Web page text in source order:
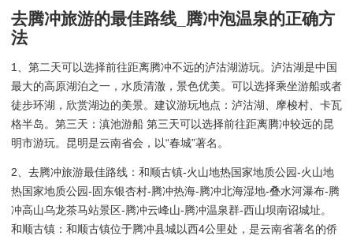
去腾冲旅游的最佳路线_腾冲泡温泉的正确方
法
1、第二天可以选择前往距离腾冲不远的泸沽湖游玩。泸沽湖是中国
最大的高原湖泊之一，水质清澈，景色优美。可以选择乘坐游船或者
徒步环湖，欣赏湖边的美景。建议游玩地点：泸沽湖、摩梭村、卡瓦
格半岛。第三天：滇池游船 第三天可以选择前往距离腾冲较远的昆
明市游玩。昆明是云南省会，以“春城”著名。
2、去腾冲旅游最佳路线：和顺古镇-火山地热国家地质公园-火山地
热国家地质公园-固东银杏村-腾冲热海-腾冲北海湿地-叠水河瀑布-腾
冲高山乌龙茶马站景区-腾冲云峰山-腾冲温泉群-西山坝南诏城址。
和顺古镇：和顺古镇位于腾冲县城以西4公里处，是云南省著名的侨